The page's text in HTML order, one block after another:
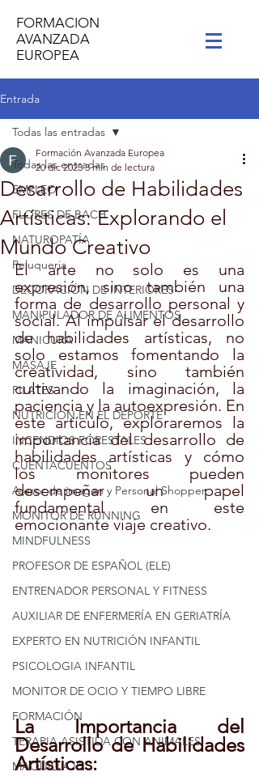
FORMACION
AVANZADA
EUROPEA
Entrada
Todas las entradas
EMPLEO
FLORES DE BACH
NATUROPATÍA
Peluqueria
DECORACIÓN DE INTERIORES
MANIPULADOR DE ALIMENTOS
MANICURA
MASAJE
PILATES
NUTRICION EN EL DEPORTE
INCENDIOS FORESTALES
CUENTACUENTOS
Asesor de imagen y Personal Shopper
MONITOR DE RUNNING
MINDFULNESS
PROFESOR DE ESPAÑOL (ELE)
ENTRENADOR PERSONAL Y FITNESS
AUXILIAR DE ENFERMERÍA EN GERIATRÍA
EXPERTO EN NUTRICIÓN INFANTIL
PSICOLOGIA INFANTIL
MONITOR DE OCIO Y TIEMPO LIBRE
FORMACIÓN
TERAPIA ASISTIDA CON ANIMALES
MAQUILLAJE
Todas las entradas
Desarrollo de Habilidades
Artísticas: Explorando el
Mundo Creativo
Formación Avanzada Europea
20 dic 2023 3 min de lectura
El arte no solo es una
expresión, sino también una
forma de desarrollo personal y
social. Al impulsar el desarrollo
de habilidades artísticas, no
solo estamos fomentando la
creatividad, sino también
cultivando la imaginación, la
paciencia y la autoexpresión. En
este artículo, exploraremos la
importancia del desarrollo de
habilidades artísticas y cómo
los monitores pueden
desempeñar un papel
fundamental en este
emocionante viaje creativo.
La Importancia del
Desarrollo de Habilidades
Artísticas: